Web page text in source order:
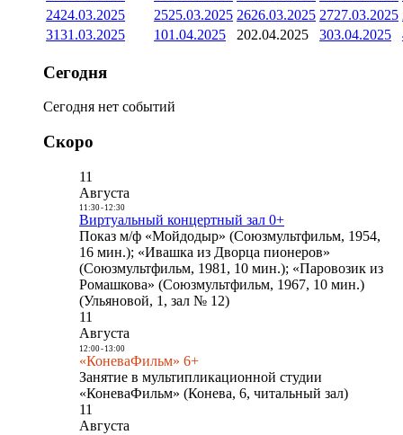
2424.03.2025 2525.03.2025 2626.03.2025 2727.03.2025
3131.03.2025 101.04.2025 202.04.2025 303.04.2025
Сегодня
Сегодня нет событий
Скоро
11
Августа
11:30- 12:30
Виртуальный концертный зал 0+
Показ м/ф «Мойдодыр» (Союзмультфильм, 1954,
16 мин.); «Ивашка из Дворца пионеров»
(Союзмультфильм, 1981, 10 мин.); «Паровозик из
Ромашкова» (Союзмультфильм, 1967, 10 мин.)
(Ульяновой, 1, зал № 12)
11
Августа
12:00- 13:00
«КоневаФильм» 6+
Занятие в мультипликационной студии
«КоневаФильм» (Конева, 6, читальный зал)
11
Августа